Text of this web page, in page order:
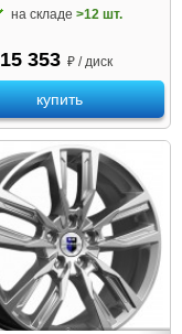
на складе >12 шт.
15 353 ₽ / диск
купить